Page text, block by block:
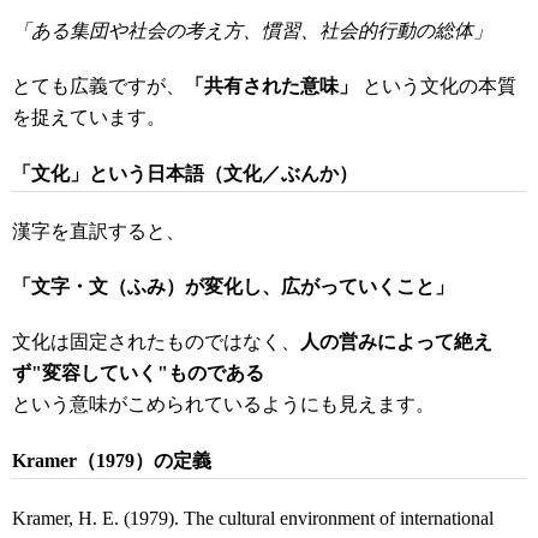
「ある集団や社会の考え方、慣習、社会的行動の総体」
とても広義ですが、 「共有された意味」
という文化の本質
を捉えています。
「文化」という日本語（文化／ぶんか）
漢字を直訳すると、
「文字・文（ふみ）が変化し、広がっていくこと」
文化は固定されたものではなく、
人の営みによって絶え
ず"変容していく " ものである
という意味がこめられているようにも見えます。
Kramer （1979）の定義
Kramer, H. E. (1979). The cultural environment of international